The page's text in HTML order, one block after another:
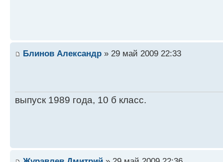
Блинов Александр » 29 май 2009 22:33
выпуск 1989 года, 10 б класс.